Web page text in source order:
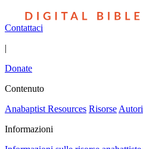
Contattaci
|
Donate
Contenuto
Anabaptist Resources Risorse Autori
Informazioni